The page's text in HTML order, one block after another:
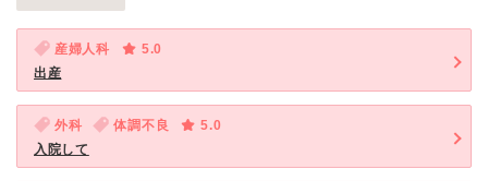
産婦人科
5.0
出産
外科 体調不良
5.0
入院して